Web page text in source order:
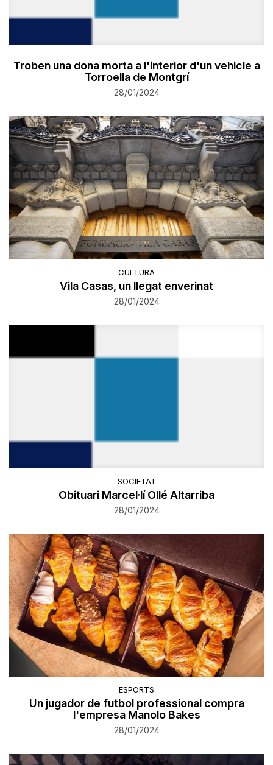
Troben una dona morta a l'interior d'un vehicle a
Torroella de Montgrí
28/01/2024
CULTURA
Vila Casas, un llegat enverinat
28/01/2024
SOCIETAT
Obituari Marcel·lí Ollé Altarriba
28/01/2024
ESPORTS
Un jugador de futbol professional compra
l'empresa Manolo Bakes
28/01/2024